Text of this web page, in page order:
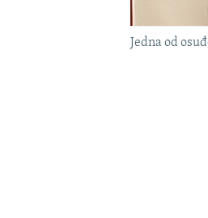
Jedna od